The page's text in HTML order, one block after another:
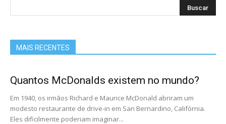
MAIS RECENTES
Quantos McDonalds existem no mundo?
Em 1940, os irmãos Richard e Maurice McDonald abriram um
modesto restaurante de drive-in em San Bernardino, Califórnia.
Eles dificilmente poderiam imaginar...